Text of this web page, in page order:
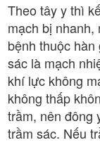
Theo tây y thì
mạch bị
bệnh thuộc
sác là mạch
khí lực không
không thấp
trầm, nên đông
trầm sác. Nếu